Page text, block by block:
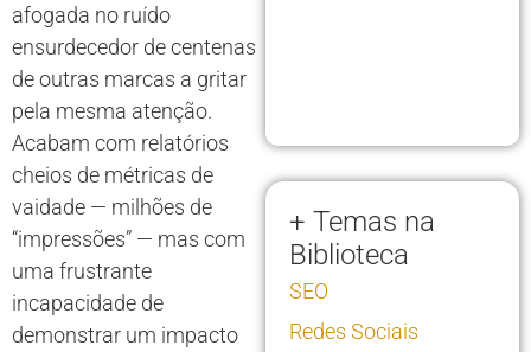
afogada no ruído
ensurdecedor de centenas
de outras marcas a gritar
pela mesma atenção.
Acabam com relatórios
cheios de métricas de
vaidade — milhões de
“impressões” — mas com
uma frustrante
incapacidade de
demonstrar um impacto
+ Temas na
Biblioteca
SEO
Redes Sociais